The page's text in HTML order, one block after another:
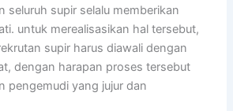
seluruh supir selalu memberikan
untuk merealisasikan hal tersebut,
supir harus diawali dengan
dengan harapan proses tersebut
pengemudi yang jujur dan